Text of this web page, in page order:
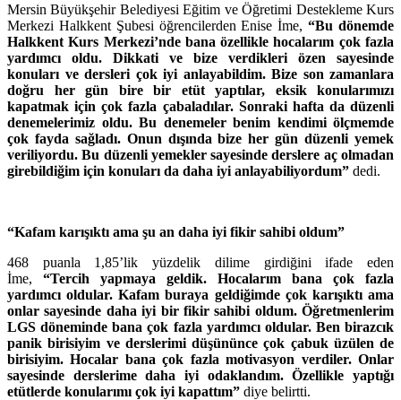
Mersin Büyükşehir Belediyesi Eğitim ve Öğretimi Destekleme Kurs
Merkezi Halkkent Şubesi öğrencilerden Enise İme,“Bu dönemde
Halkkent Kurs Merkezi’nde bana özellikle hocalarım çok fazla
yardımcı oldu. Dikkati ve bize verdikleri özen sayesinde
konuları ve dersleri çok iyi anlayabildim. Bize son zamanlara
doğru her gün bire bir etüt yaptılar, eksik konularımızı
kapatmak için çok fazla çabaladılar. Sonraki hafta da düzenli
denemelerimiz oldu. Bu denemeler benim kendimi ölçmemde
çok fayda sağladı. Onun dışında bize her gün düzenli yemek
veriliyordu. Bu düzenli yemekler sayesinde derslere aç olmadan
girebildiğim için konuları da daha iyi anlayabiliyordum” dedi.
“Kafam karışıktı ama şu an daha iyi fikir sahibi oldum”
468 puanla 1,85’lik yüzdelik dilime girdiğini ifade eden
İme, “Tercih yapmaya geldik. Hocalarım bana çok fazla
yardımcı oldular. Kafam buraya geldiğimde çok karışıktı ama
onlar sayesinde daha iyi bir fikir sahibi oldum. Öğretmenlerim
LGS döneminde bana çok fazla yardımcı oldular. Ben birazcık
panik birisiyim ve derslerimi düşününce çok çabuk üzülen de
birisiyim. Hocalar bana çok fazla motivasyon verdiler. Onlar
sayesinde derslerime daha iyi odaklandım. Özellikle yaptığı
etütlerde konularımı çok iyi kapattım” diye belirtti.